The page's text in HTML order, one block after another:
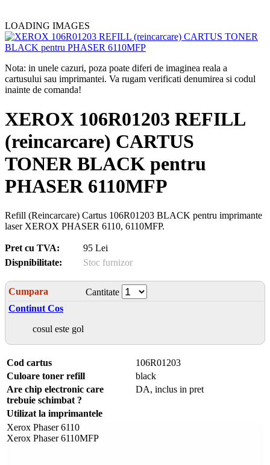
LOADING IMAGES
Nota: in unele cazuri, poza poate diferi de imaginea reala a
cartusului sau imprimantei. Va rugam verificati denumirea si codul
inainte de comanda!
XEROX 106R01203 REFILL
(reincarcare) CARTUS
TONER BLACK pentru
PHASER 6110MFP
Refill (Reincarcare) Cartus 106R01203 BLACK pentru imprimante
laser XEROX PHASER 6110, 6110MFP.
Pret cu TVA:
95 Lei
Dispnibilitate:
Stoc furnizor
Cumpara
Cantitate
Continut Cos
cosul este gol
Cod cartus
106R01203
Culoare toner refill
black
Are chip electronic care
trebuie schimbat ?
DA, inclus in pret
Utilizat la imprimantele
Xerox Phaser 6110
Xerox Phaser 6110MFP